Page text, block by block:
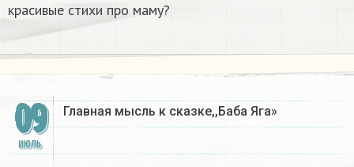
красивые стихи про маму?​
09
ИЮЛЬ
Главная мысль к сказке,,Баба Яга»